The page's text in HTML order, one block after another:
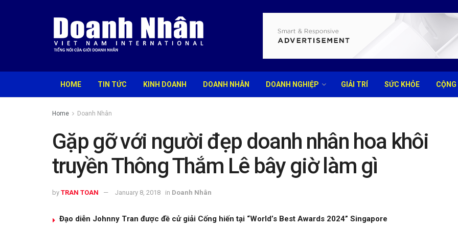
HOME TIN TỨC KINH DOANH DOANH NHÂN DOANH NGHIỆP GIẢI TRÍ SỨC KHỎE
Home Doanh Nhân
Gặp gỡ với người đẹp doanh nhân hoa khôi
truyền Thông Thắm Lê bây giờ làm gì
by TRAN TOAN January 8, 2018 in Doanh Nhân
Đạo diễn Johnny Tran được đề cử giải Cống hiến tại “World’s Best Awards 2024” Singapore